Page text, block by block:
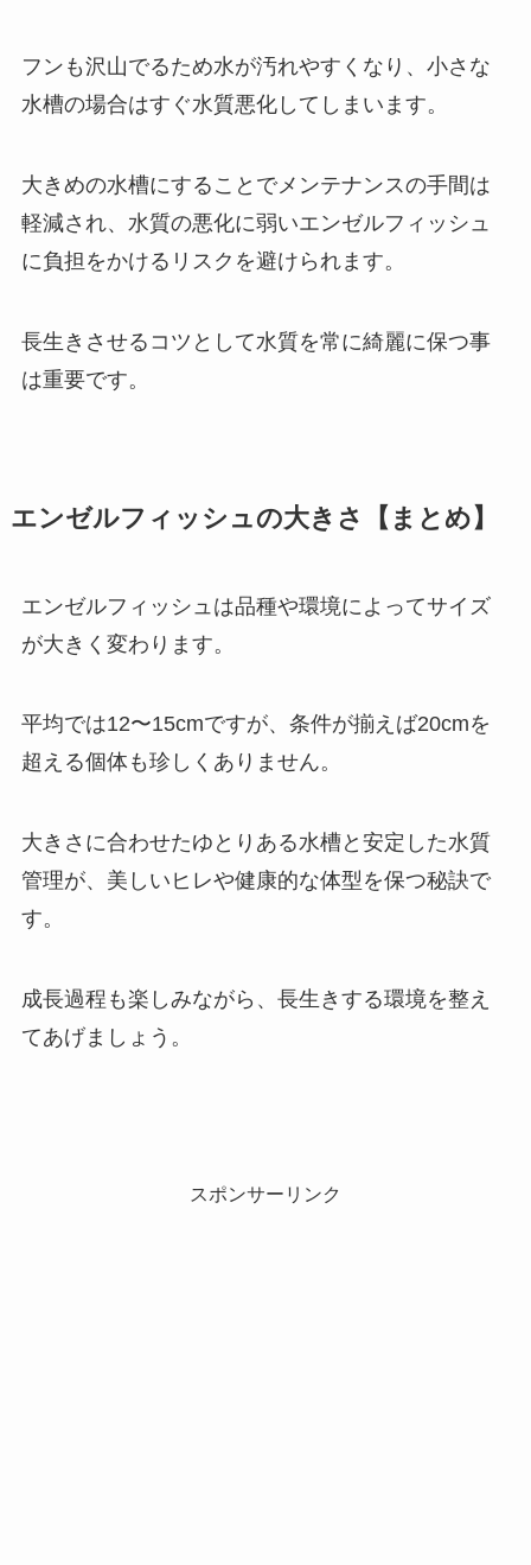
フンも沢山でるため水が汚れやすくなり、小さな
水槽の場合はすぐ水質悪化してしまいます。
大きめの水槽にすることでメンテナンスの手間は
軽減され、水質の悪化に弱いエンゼルフィッシュ
に負担をかけるリスクを避けられます。
長生きさせるコツとして水質を常に綺麗に保つ事
は重要です。
エンゼルフィッシュの大きさ【まとめ】
エンゼルフィッシュは品種や環境によってサイズ
が大きく変わります。
平均では12〜15cmですが、条件が揃えば20cmを
超える個体も珍しくありません。
大きさに合わせたゆとりある水槽と安定した水質
管理が、美しいヒレや健康的な体型を保つ秘訣で
す。
成長過程も楽しみながら、長生きする環境を整え
てあげましょう。
スポンサーリンク